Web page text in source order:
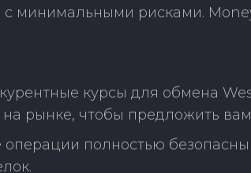
с минимальными рисками.
курсы для обмена
рынке, чтобы предложить
полностью